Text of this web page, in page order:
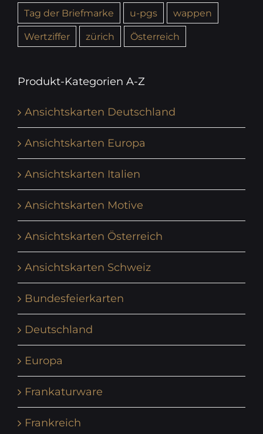
Tag der Briefmarke u-pgs
wappen
Wertziffer
zürich Österreich
Produkt-Kategorien A-Z
Ansichtskarten Deutschland
Ansichtskarten Europa
Ansichtskarten Italien
Ansichtskarten Motive
Ansichtskarten Österreich
Ansichtskarten Schweiz
Bundesfeierkarten
Deutschland
Europa
Frankaturware
Frankreich